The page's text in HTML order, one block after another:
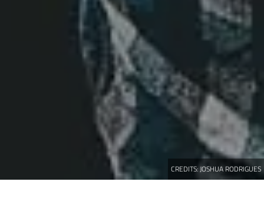
CREDITS: JOSHUA RODRIGUES